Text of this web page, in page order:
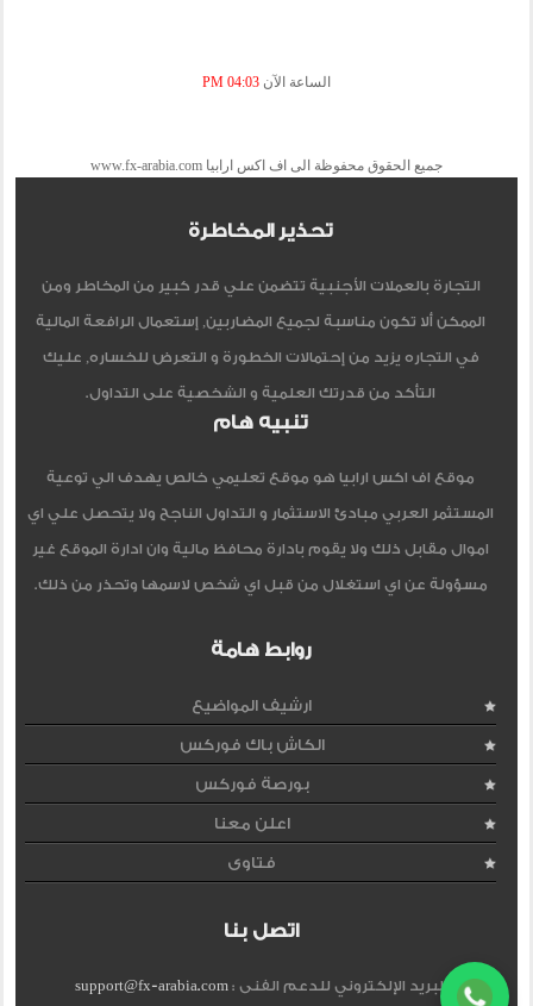
الساعة الآن 04:03 PM
جميع الحقوق محفوظة الى اف اكس ارابيا www.fx-arabia.com
تحذير المخاطرة
التجارة بالعملات الأجنبية تتضمن علي قدر كبير من المخاطر ومن
الممكن ألا تكون مناسبة لجميع المضاربين, إستعمال الرافعة المالية
في التجاره يزيد من إحتمالات الخطورة و التعرض للخساره, عليك
التأكد من قدرتك العلمية و الشخصية على التداول.
تنبيه هام
موقع اف اكس ارابيا هو موقع تعليمي خالص يهدف الي توعية
المستثمر العربي مبادئ الاستثمار و التداول الناجح ولا يتحصل علي اي
اموال مقابل ذلك ولا يقوم بادارة محافظ مالية وان ادارة الموقع غير
مسؤولة عن اي استغلال من قبل اي شخص لاسمها وتحذر من ذلك.
روابط هامة
ارشيف المواضيع
الكاش باك فوركس
بورصة فوركس
اعلن معنا
فتاوى
اتصل بنا
البريد الإلكتروني للدعم الفنى :support@fx-arabia.com